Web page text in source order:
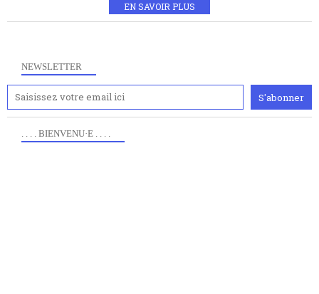
EN SAVOIR PLUS
NEWSLETTER
. . . . BIENVENU·E . . . .